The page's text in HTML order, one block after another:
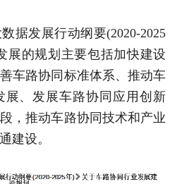
据发展行动纲要(2020-2025
展的规划主要包括加快建设
车路协同标准体系、推动车
展、发展车路协同应用创新
，推动车路协同技术和产业
建设。